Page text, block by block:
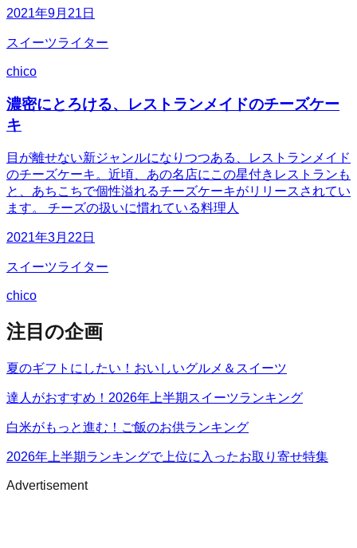
2021年9月21日
スイーツライター
chico
濃密にとろける、レストランメイドのチーズケー
キ
目が離せない新ジャンルになりつつある、レストランメイド
のチーズケーキ。近頃、あの名店にこの星付きレストランも
と、あちこちで個性溢れるチーズケーキがリリースされてい
ます。 チーズの扱いに慣れている料理人
2021年3月22日
スイーツライター
chico
注目の企画
夏のギフトにしたい！おいしいグルメ＆スイーツ
達人がおすすめ！2026年上半期スイーツランキング
白米がもっと進む！ご飯のお供ランキング
2026年上半期ランキングで上位に入ったお取り寄せ特集
Advertisement